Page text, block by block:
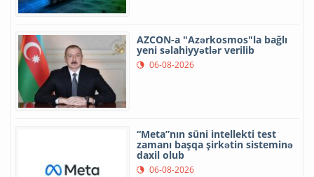
AZCON-a "Azərkosmos"la bağlı
yeni səlahiyyətlər verilib
06-08-2026
“Meta”nın süni intellekti test
zamanı başqa şirkətin sisteminə
daxil olub
06-08-2026